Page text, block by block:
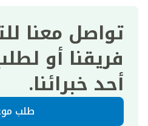
تواصل معنا
فريقنا أو
أحد خبرائنا.
طلب